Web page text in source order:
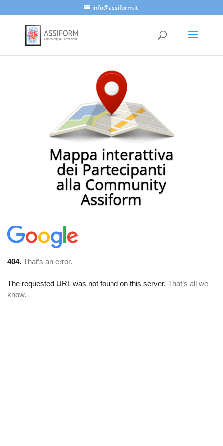
info@assiform.it
Mappa interattiva
dei Partecipanti
alla Community
Assiform